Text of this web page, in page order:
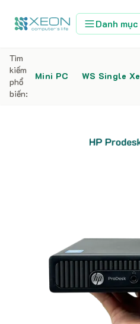
Danh mục
Tìm
kiếm
phổ
biến:
Mini PC WS Single
Home